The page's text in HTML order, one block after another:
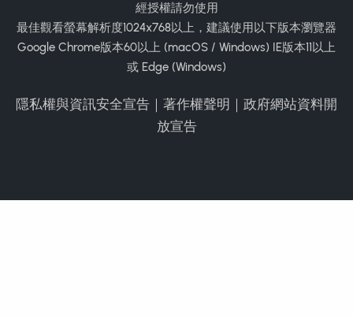
經授權請勿使用
最佳觀看螢幕解析度1024x768以上，建議使用以下版本瀏覽器
Google Chrome版本60以上 (macOS / Windows) IE版本11以上
或 Edge (Windows)
隱私權與資訊安全宣告 ｜ 著作權聲明 ｜ 政府網站資料開
放宣告